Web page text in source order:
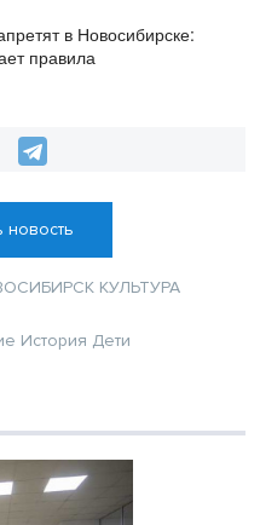
в Новосибирске:
правила
новость
КУЛЬТУРА
История Дети